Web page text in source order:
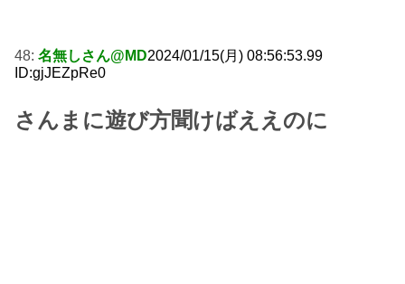
48: 名無しさん@MD2024/01/15(月) 08:56:53.99
ID:gjJEZpRe0
さんまに遊び方聞けばええのに